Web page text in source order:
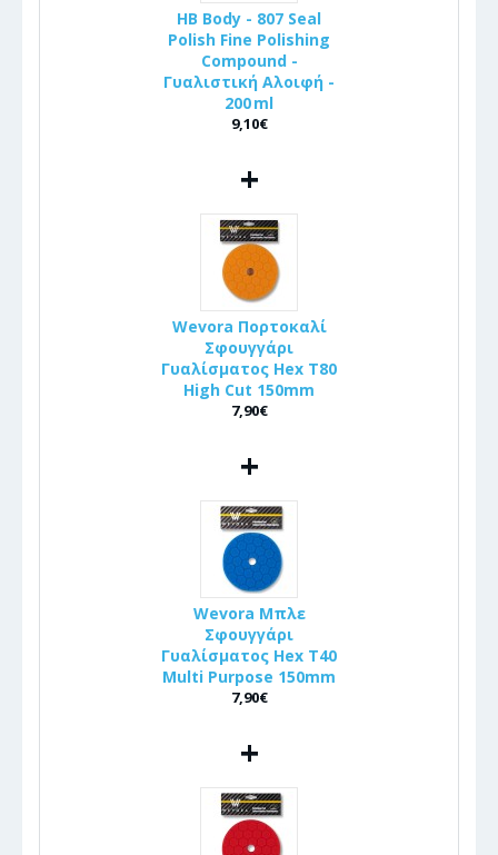
HB Body - 807 Seal
Polish Fine Polishing
Compound -
Γυαλιστική Αλοιφή -
200 ml
9,10€
+
Wevora Πορτοκαλί
Σφουγγάρι
Γυαλίσματος Hex T80
High Cut 150mm
7,90€
+
Wevora Μπλε
Σφουγγάρι
Γυαλίσματος Hex T40
Multi Purpose 150mm
7,90€
+